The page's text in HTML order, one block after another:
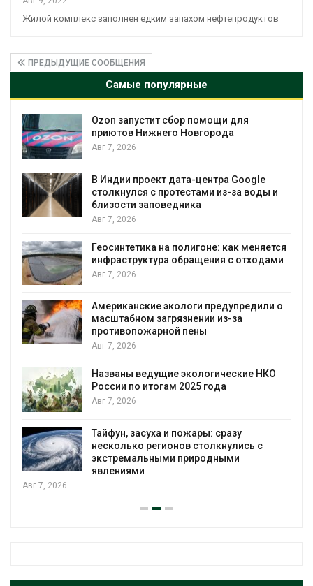
Жилой комплекс заполнен едким запахом нефтепродуктов
ПРЕДЫДУЩИЕ СООБЩЕНИЯ
Самые популярные
Ozon запустит сбор помощи для
приютов Нижнего Новгорода
Авг 7, 2026
В Индии проект дата-центра Google
столкнулся с протестами из-за воды и
близости заповедника
Авг 7, 2026
Геосинтетика на полигоне: как меняется
инфраструктура обращения с отходами
Авг 7, 2026
Американские экологи предупредили о
масштабном загрязнении из-за
противопожарной пены
Авг 7, 2026
Названы ведущие экологические НКО
России по итогам 2025 года
Авг 7, 2026
Тайфун, засуха и пожары: сразу
несколько регионов столкнулись с
экстремальными природными
явлениями
Авг 7, 2026